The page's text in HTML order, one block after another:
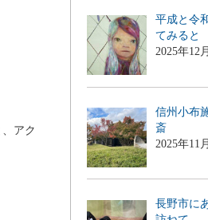
アク
平成と令
てみると
2025年12
信州小布
斎
2025年11
長野市に